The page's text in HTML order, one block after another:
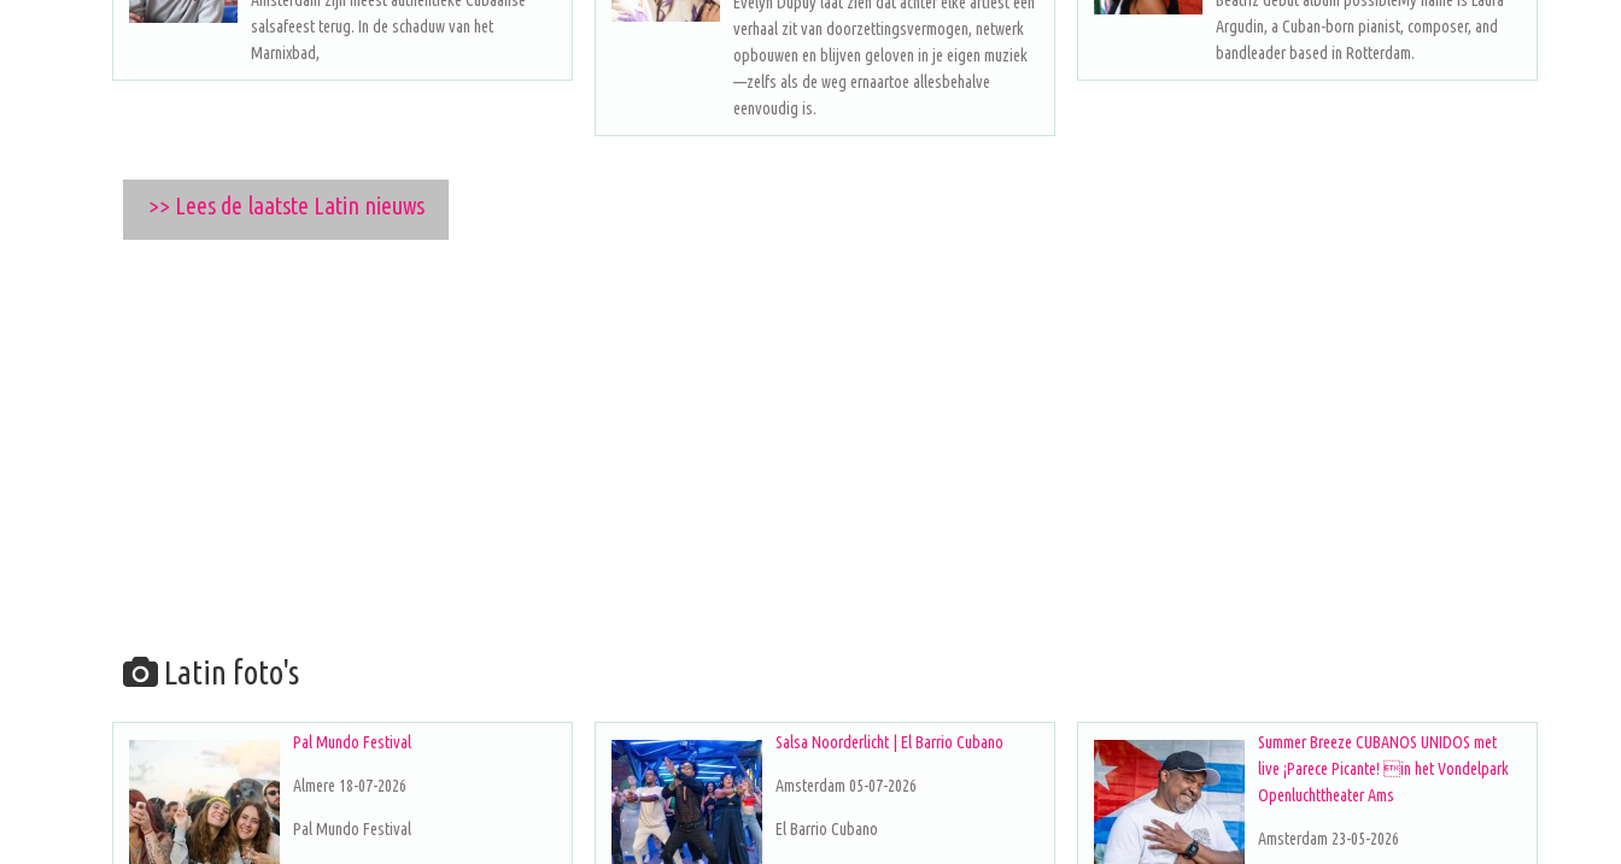
salsafeest terug. In de schaduw van het
Marnixbad,
verhaal zit van doorzettingsvermogen, netwerk
opbouwen en blijven geloven in je eigen muziek
—zelfs als de weg ernaartoe allesbehalve
eenvoudig is.
Argudin, a Cuban-born pianist, composer, and
bandleader based in Rotterdam.
>> Lees de laatste Latin nieuws
Latin foto's
Pal Mundo Festival
Almere 18-07-2026
Pal Mundo Festival
Salsa Noorderlicht | El Barrio Cubano
Amsterdam 05-07-2026
El Barrio Cubano
Summer Breeze CUBANOS UNIDOS met
live ¡Parece Picante! in het Vondelpark
Openluchttheater Ams
Amsterdam 23-05-2026